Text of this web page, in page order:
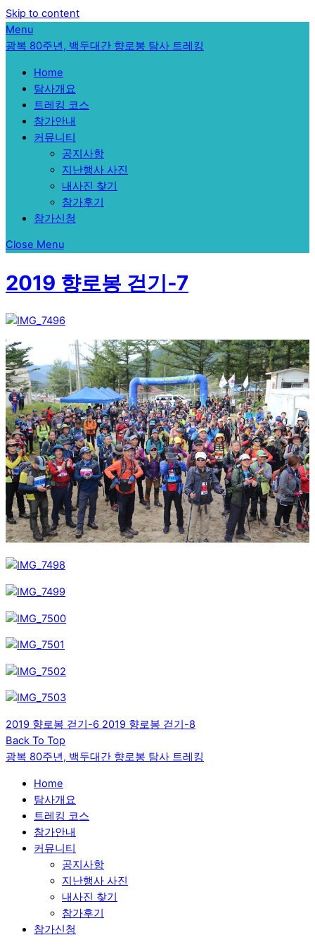
Skip to content
Menu
광복 80주년, 백두대간 향로봉 탐사 트레킹
Home
탐사개요
트레킹 코스
참가안내
커뮤니티
공지사항
지난행사 사진
내사진 찾기
참가후기
참가신청
Close Menu
2019 향로봉 걷기-7
2019 향로봉 걷기-6 2019 향로봉 걷기-8
Back To Top
광복 80주년, 백두대간 향로봉 탐사 트레킹
Home
탐사개요
트레킹 코스
참가안내
커뮤니티
공지사항
지난행사 사진
내사진 찾기
참가후기
참가신청